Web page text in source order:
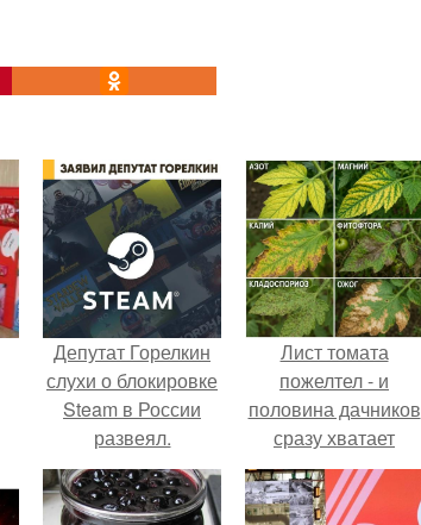
Депутат Горелкин
слухи о блокировке
Steam в России
развеял.
Лист томата
пожелтел - и
половина дачников
сразу хватает
удобрение.